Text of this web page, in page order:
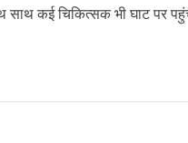
कई चिकित्सक भी घाट पर